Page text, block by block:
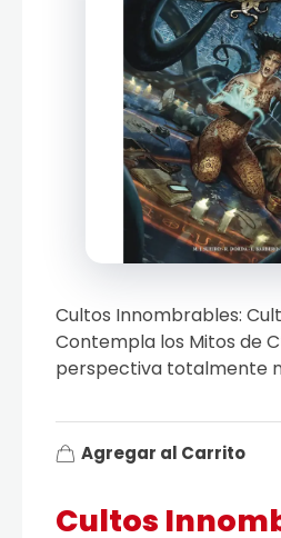
Cultos
Cultos Innombrables:
Contempla los Mitos de
perspectiva totalmente
Agregar al Carrito